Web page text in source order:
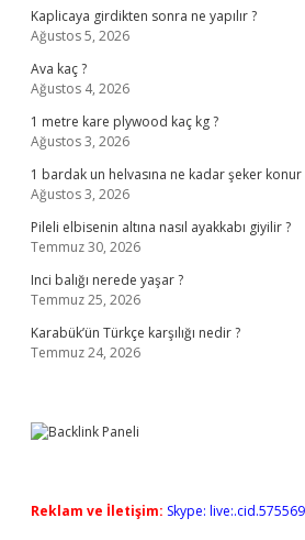
Kaplicaya girdikten sonra ne yapılır ?
Ağustos 5, 2026
Ava kaç ?
Ağustos 4, 2026
1 metre kare plywood kaç kg ?
Ağustos 3, 2026
1 bardak un helvasına ne kadar şeker konur
Ağustos 3, 2026
Pileli elbisenin altına nasıl ayakkabı giyilir ?
Temmuz 30, 2026
Inci balığı nerede yaşar ?
Temmuz 25, 2026
Karabük’ün Türkçe karşılığı nedir ?
Temmuz 24, 2026
Reklam ve İletişim: Skype: